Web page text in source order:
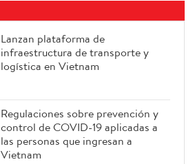
Lanzan plataforma de
infraestructura de transporte y
logística en Vietnam
Regulaciones sobre prevención y
control de COVID-19 aplicadas a
las personas que ingresan a
Vietnam